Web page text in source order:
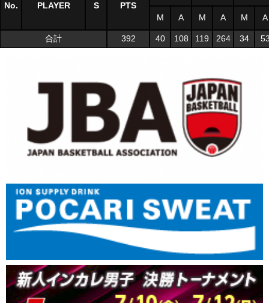
No. PLAYER S PTS
M A M A M A
合計 392 40 108 119 264 34